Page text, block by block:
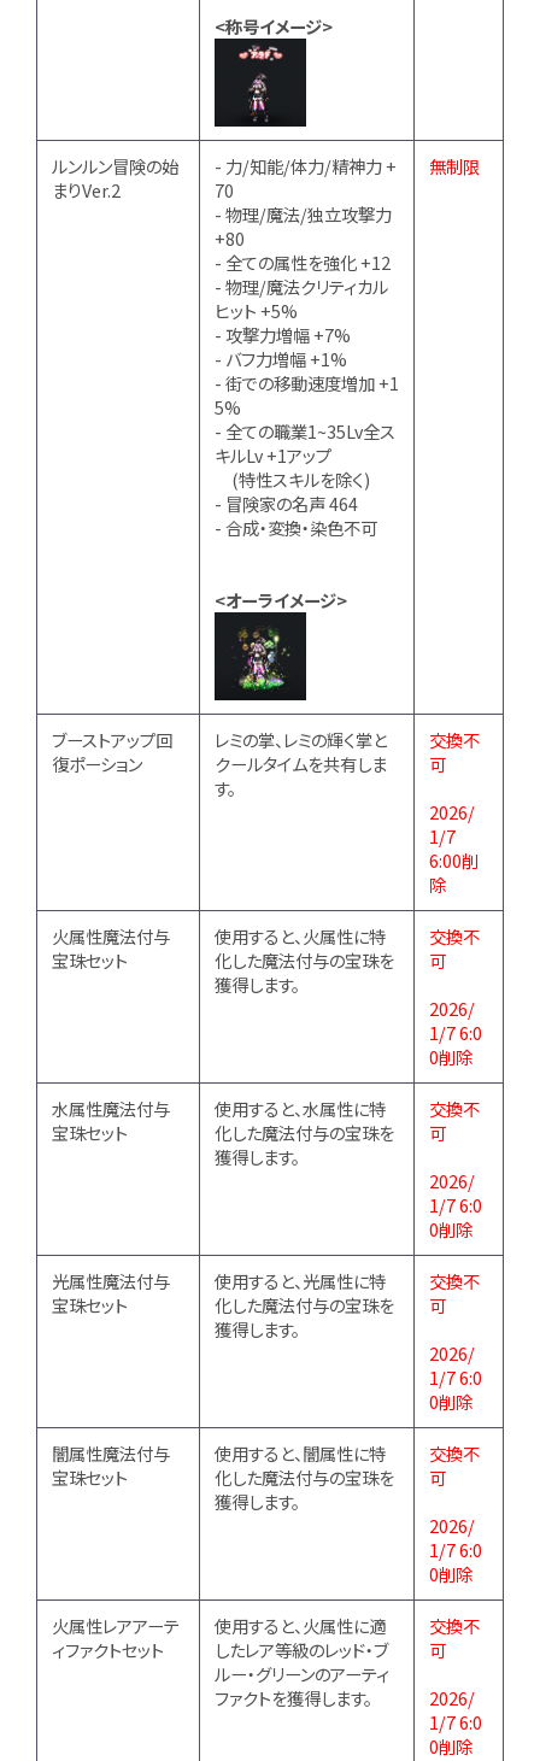
<称号イメージ>
ルンルン冒険の始
まりVer.2
- 力/知能/体力/精神力 +
70
- 物理/魔法/独立攻撃力
+80
- 全ての属性を強化 +12
- 物理/魔法クリティカル
ヒット +5%
- 攻撃力増幅 +7%
- バフ力増幅 +1%
- 街での移動速度増加 +1
5%
- 全ての職業1~35Lv全ス
キルLv +1アップ
(特性スキルを除く)
- 冒険家の名声 464
- 合成・変換・染色不可
<オーライメージ>
無制限
ブーストアップ回
復ポーション
レミの掌、レミの輝く掌と
クールタイムを共有しま
す。
交換不
可
2026/
1/7
6:00削
除
火属性魔法付与
宝珠セット
使用すると、火属性に特
化した魔法付与の宝珠を
獲得します。
交換不
可
2026/
1/7 6:0
0削除
水属性魔法付与
宝珠セット
使用すると、水属性に特
化した魔法付与の宝珠を
獲得します。
交換不
可
2026/
1/7 6:0
0削除
光属性魔法付与
宝珠セット
使用すると、光属性に特
化した魔法付与の宝珠を
獲得します。
交換不
可
2026/
1/7 6:0
0削除
闇属性魔法付与
宝珠セット
使用すると、闇属性に特
化した魔法付与の宝珠を
獲得します。
交換不
可
2026/
1/7 6:0
0削除
火属性レアアーテ
ィファクトセット
使用すると、火属性に適
したレア等級のレッド・ブ
ルー・グリーンのアーティ
ファクトを獲得します。
交換不
可
2026/
1/7 6:0
0削除